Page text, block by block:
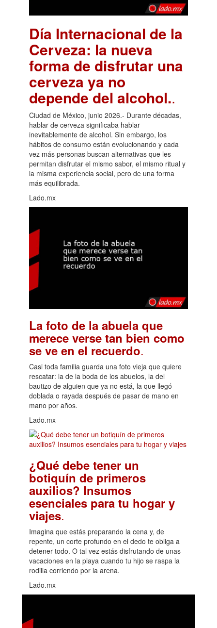
Día Internacional de la
Cerveza: la nueva
forma de disfrutar una
cerveza ya no
depende del alcohol..
Ciudad de México, junio 2026.- Durante décadas,
hablar de cerveza significaba hablar
inevitablemente de alcohol. Sin embargo, los
hábitos de consumo están evolucionando y cada
vez más personas buscan alternativas que les
permitan disfrutar el mismo sabor, el mismo ritual y
la misma experiencia social, pero de una forma
más equilibrada.
Lado.mx
La foto de la abuela que
merece verse tan bien como
se ve en el recuerdo.
Casi toda familia guarda una foto vieja que quiere
rescatar: la de la boda de los abuelos, la del
bautizo de alguien que ya no está, la que llegó
doblada o rayada después de pasar de mano en
mano por años.
Lado.mx
¿Qué debe tener un
botiquín de primeros
auxilios? Insumos
esenciales para tu hogar y
viajes.
Imagina que estás preparando la cena y, de
repente, un corte profundo en el dedo te obliga a
detener todo. O tal vez estás disfrutando de unas
vacaciones en la playa cuando tu hijo se raspa la
rodilla corriendo por la arena.
Lado.mx